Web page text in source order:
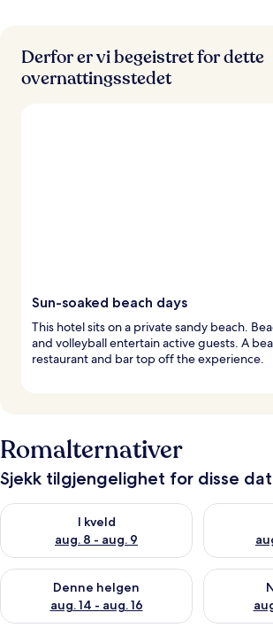
Derfor er vi begeistret for dette
overnattingsstedet
Sun-soaked beach days
This hotel sits on a private sandy beach.
and volleyball entertain active guests. A
restaurant and bar top off the experience.
Romalternativer
Sjekk tilgjengelighet for disse
I kveld
aug. 8 - aug. 9
Sjekk tilgjengelighet for i kveld, aug. 8 -
Sjekk
Denne helgen
aug. 14 - aug. 16
Sjekk tilgjengelighet for denne helgen, aug.
Sjekk